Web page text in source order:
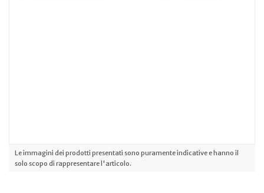
Le immagini dei prodotti presentati sono puramente indicative e hanno il
solo scopo di rappresentare l'articolo.